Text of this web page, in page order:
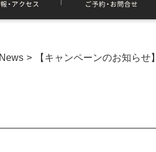
News 【キャンペーンのお知らせ】